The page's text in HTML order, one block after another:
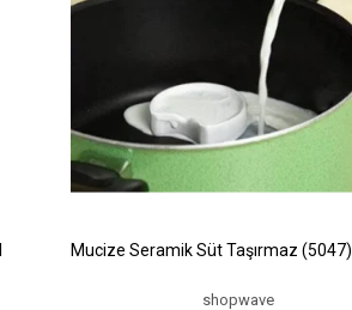
Mucize Seramik Süt Taşırmaz (5047)
shopwave